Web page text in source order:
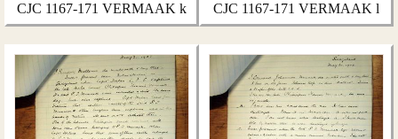
CJC 1167-171 VERMAAK k CJC 1167-171 VERMAAK l